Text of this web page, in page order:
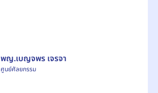
พญ.เบญจพร เจรจา
ศูนย์ศัลยกรรม